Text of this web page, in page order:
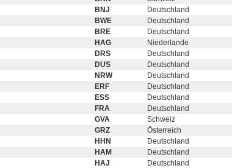
BNJ
Deutschland
BWE
Deutschland
BRE
Deutschland
HAG
Niederlande
DRS
Deutschland
DUS
Deutschland
NRW
Deutschland
ERF
Deutschland
ESS
Deutschland
FRA
Deutschland
GVA
Schweiz
GRZ
Österreich
HHN
Deutschland
HAM
Deutschland
HAJ
Deutschland